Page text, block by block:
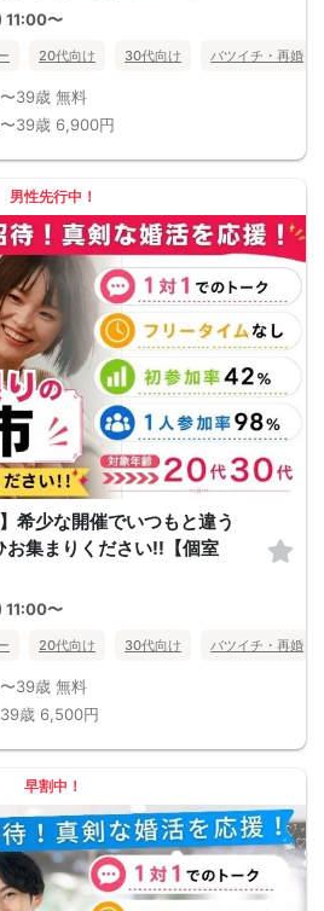
11:00〜
20代向け 30代向け バツイチ・再婚
39歳 無料
39歳 6,900円
男性先行中！
希少な開催でいつもと違う
お集まりください!!【個室
11:00〜
20代向け 30代向け バツイチ・再婚
39歳 無料
歳 6,500円
早割中！